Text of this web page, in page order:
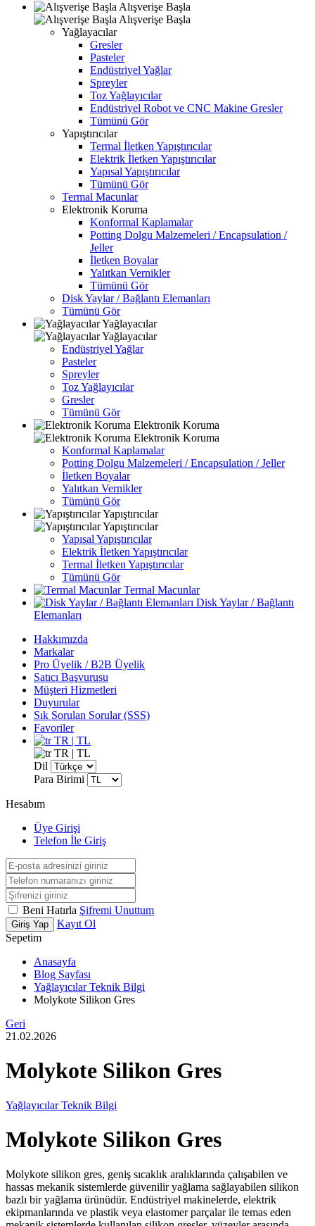
Alışverişe Başla
Alışverişe Başla
Yağlayacılar
Gresler
Pasteler
Endüstriyel Yağlar
Spreyler
Toz Yağlayıcılar
Endüstriyel Robot ve CNC Makine Gresler
Tümünü Gör
Yapıştırıcılar
Termal İletken Yapıştırıcılar
Elektrik İletken Yapıştırıcılar
Yapısal Yapıştırıcılar
Tümünü Gör
Termal Macunlar
Elektronik Koruma
Konformal Kaplamalar
Potting Dolgu Malzemeleri / Encapsulation /
Jeller
İletken Boyalar
Yalıtkan Vernikler
Tümünü Gör
Disk Yaylar / Bağlantı Elemanları
Tümünü Gör
Yağlayacılar
Yağlayacılar
Endüstriyel Yağlar
Pasteler
Spreyler
Toz Yağlayıcılar
Gresler
Tümünü Gör
Elektronik Koruma
Elektronik Koruma
Konformal Kaplamalar
Potting Dolgu Malzemeleri / Encapsulation / Jeller
İletken Boyalar
Yalıtkan Vernikler
Tümünü Gör
Yapıştırıcılar
Yapıştırıcılar
Yapısal Yapıştırıcılar
Elektrik İletken Yapıştırıcılar
Termal İletken Yapıştırıcılar
Tümünü Gör
Termal Macunlar
Disk Yaylar / Bağlantı
Elemanları
Hakkımızda
Markalar
Pro Üyelik / B2B Üyelik
Satıcı Başvurusu
Müşteri Hizmetleri
Duyurular
Sık Sorulan Sorular (SSS)
Favoriler
TR | TL
TR | TL
Dil
Para Birimi
Hesabım
Üye Girişi
Telefon İle Giriş
Beni Hatırla Şifremi Unuttum
Giriş Yap
Kayıt Ol
Sepetim
Anasayfa
Blog Sayfası
Yağlayıcılar Teknik Bilgi
Molykote Silikon Gres
Geri
21.02.2026
Molykote Silikon Gres
Yağlayıcılar Teknik Bilgi
Molykote Silikon Gres
Molykote silikon gres, geniş sıcaklık aralıklarında çalışabilen ve
hassas mekanik sistemlerde güvenilir yağlama sağlayabilen silikon
bazlı bir yağlama ürünüdür. Endüstriyel makinelerde, elektrik
ekipmanlarında ve plastik veya elastomer parçalar ile temas eden